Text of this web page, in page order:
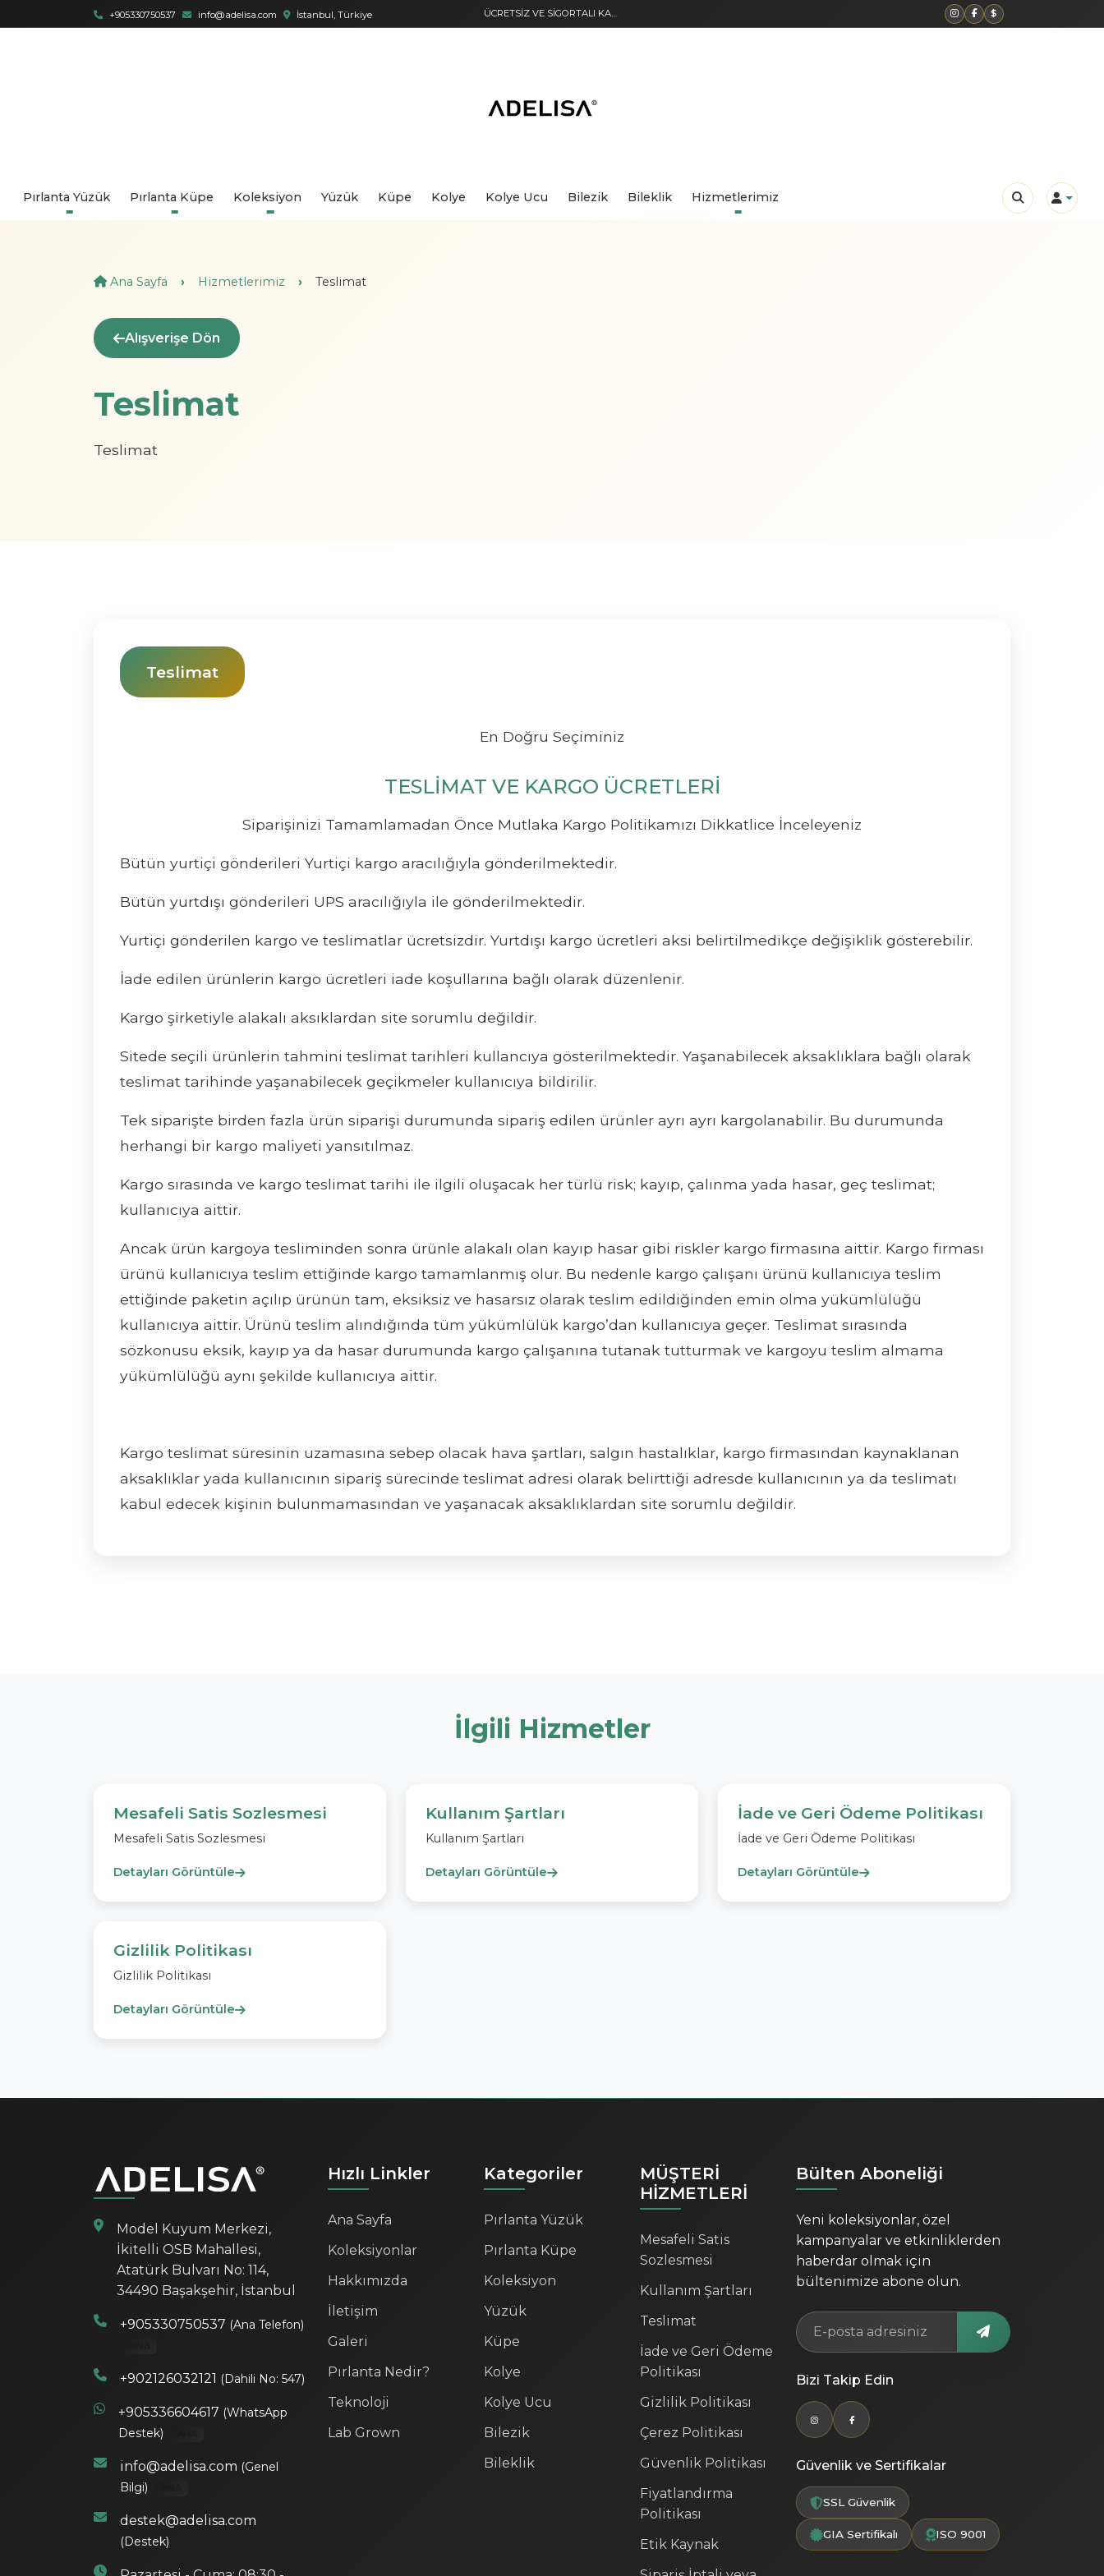
+905330750537 info@adelisa.com İstanbul, Türkiye ÜCRETSİZ VE SİGORTALI KARGO $
Pırlanta Yüzük Pırlanta Küpe Koleksiyon Yüzük Küpe Kolye Kolye Ucu Bilezik Bileklik Hizmetlerimiz
Ana Sayfa Hizmetlerimiz Teslimat
Alışverişe Dön
Teslimat
Teslimat
Teslimat
En Doğru Seçiminiz
TESLİMAT VE KARGO ÜCRETLERİ
Siparişinizi Tamamlamadan Önce Mutlaka Kargo Politikamızı Dikkatlice İnceleyeniz
Bütün yurtiçi gönderileri Yurtiçi kargo aracılığıyla gönderilmektedir.
Bütün yurtdışı gönderileri UPS aracılığıyla ile gönderilmektedir.
Yurtiçi gönderilen kargo ve teslimatlar ücretsizdir. Yurtdışı kargo ücretleri aksi belirtilmedikçe değişiklik gösterebilir.
İade edilen ürünlerin kargo ücretleri iade koşullarına bağlı olarak düzenlenir.
Kargo şirketiyle alakalı aksıklardan site sorumlu değildir.
Sitede seçili ürünlerin tahmini teslimat tarihleri kullancıya gösterilmektedir. Yaşanabilecek aksaklıklara bağlı olarak
teslimat tarihinde yaşanabilecek geçikmeler kullanıcıya bildirilir.
Tek siparişte birden fazla ürün siparişi durumunda sipariş edilen ürünler ayrı ayrı kargolanabilir. Bu durumunda
herhangi bir kargo maliyeti yansıtılmaz.
Kargo sırasında ve kargo teslimat tarihi ile ilgili oluşacak her türlü risk; kayıp, çalınma yada hasar, geç teslimat;
kullanıcıya aittir.
Ancak ürün kargoya tesliminden sonra ürünle alakalı olan kayıp hasar gibi riskler kargo firmasına aittir. Kargo firması
ürünü kullanıcıya teslim ettiğinde kargo tamamlanmış olur. Bu nedenle kargo çalışanı ürünü kullanıcıya teslim
ettiğinde paketin açılıp ürünün tam, eksiksiz ve hasarsız olarak teslim edildiğinden emin olma yükümlülüğü
kullanıcıya aittir. Ürünü teslim alındığında tüm yükümlülük kargo’dan kullanıcıya geçer. Teslimat sırasında
sözkonusu eksik, kayıp ya da hasar durumunda kargo çalışanına tutanak tutturmak ve kargoyu teslim almama
yükümlülüğü aynı şekilde kullanıcıya aittir.
Kargo teslimat süresinin uzamasına sebep olacak hava şartları, salgın hastalıklar, kargo firmasından kaynaklanan
aksaklıklar yada kullanıcının sipariş sürecinde teslimat adresi olarak belirttiği adresde kullanıcının ya da teslimatı
kabul edecek kişinin bulunmamasından ve yaşanacak aksaklıklardan site sorumlu değildir.
İlgili Hizmetler
Mesafeli Satis Sozlesmesi
Mesafeli Satis Sozlesmesi
Detayları Görüntüle
Kullanım Şartları
Kullanım Şartları
Detayları Görüntüle
İade ve Geri Ödeme Politikası
İade ve Geri Ödeme Politikası
Detayları Görüntüle
Gizlilik Politikası
Gizlilik Politikası
Detayları Görüntüle
Model Kuyum Merkezi,
İkitelli OSB Mahallesi,
Atatürk Bulvarı No: 114,
34490 Başakşehir, İstanbul
+905330750537 (Ana Telefon)
+902126032121 (Dahili No: 547)
+905336604617 (WhatsApp
Destek)
info@adelisa.com (Genel
Bilgi)
destek@adelisa.com
(Destek)
Hızlı Linkler
Ana Sayfa
Koleksiyonlar
Hakkımızda
İletişim
Galeri
Pırlanta Nedir?
Teknoloji
Lab Grown
Kategoriler
Pırlanta Yüzük
Pırlanta Küpe
Koleksiyon
Yüzük
Küpe
Kolye
Kolye Ucu
Bilezik
Bileklik
MÜŞTERİ
HİZMETLERİ
Mesafeli Satis
Sozlesmesi
Kullanım Şartları
Teslimat
İade ve Geri Ödeme
Politikası
Gizlilik Politikası
Çerez Politikası
Güvenlik Politikası
Fiyatlandırma
Politikası
Etik Kaynak
Bülten Aboneliği
Yeni koleksiyonlar, özel
kampanyalar ve etkinliklerden
haberdar olmak için
bültenimize abone olun.
Bizi Takip Edin
Güvenlik ve Sertifikalar
SSL Güvenlik
GIA Sertifikalı ISO 9001